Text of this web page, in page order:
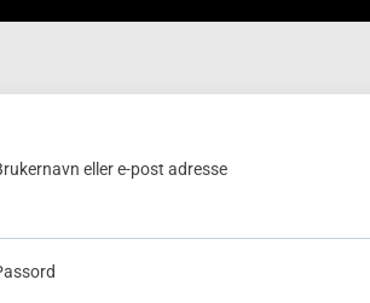
eller e-post adresse